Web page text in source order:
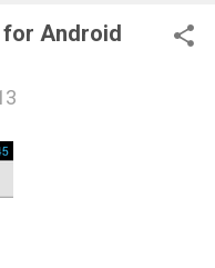
for Android